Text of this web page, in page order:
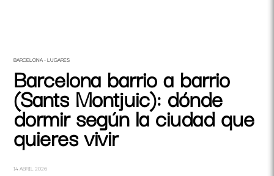
BARCELONA - LUGARES
Barcelona barrio a barrio
(Sants Montjuic): dónde
dormir según la ciudad que
quieres vivir
14 ABRIL 2026